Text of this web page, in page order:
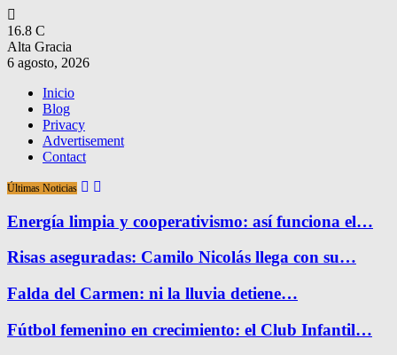
16.8 C
Alta Gracia
6 agosto, 2026
Inicio
Blog
Privacy
Advertisement
Contact
Últimas Noticias
Energía limpia y cooperativismo: así funciona el…
Risas aseguradas: Camilo Nicolás llega con su…
Falda del Carmen: ni la lluvia detiene…
Fútbol femenino en crecimiento: el Club Infantil…